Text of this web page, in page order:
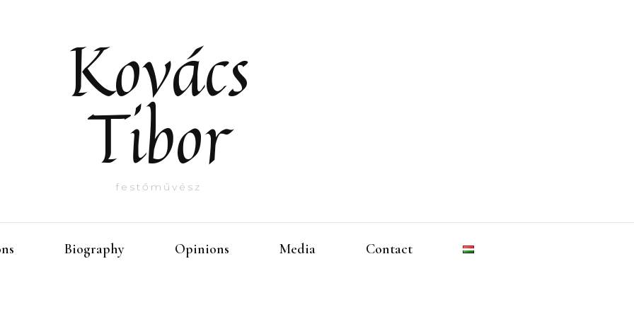
Kovács
Tibor
festőművész
Biography Opinions Media Contact